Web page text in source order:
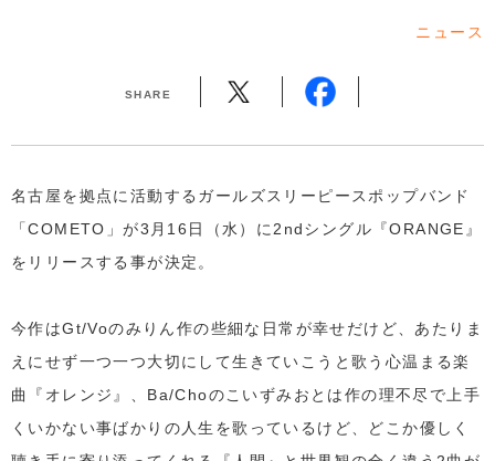
ニュース
SHARE
名古屋を拠点に活動するガールズスリーピースポップバンド
「COMETO」が3月16日（水）に2ndシングル『ORANGE』
をリリースする事が決定。
今作はGt/Voのみりん作の些細な日常が幸せだけど、あたりま
えにせず一つ一つ大切にして生きていこうと歌う心温まる楽
曲『オレンジ』、Ba/Choのこいずみおとは作の理不尽で上手
くいかない事ばかりの人生を歌っているけど、どこか優しく